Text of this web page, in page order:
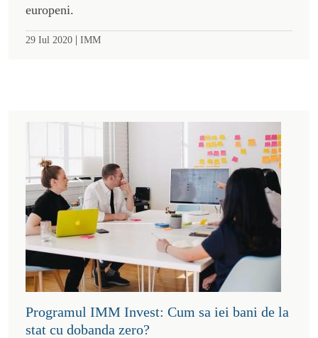
europeni.
29 Iul 2020 | IMM
Programul IMM Invest: Cum sa iei bani de la
stat cu dobanda zero?